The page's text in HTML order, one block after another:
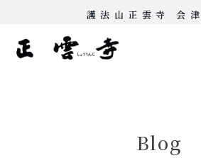
content
護法山正雲寺 会
Blog